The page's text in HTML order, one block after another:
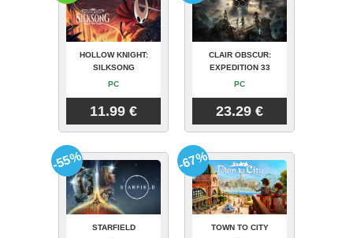
HOLLOW KNIGHT:
SILKSONG
PC
11.99 €
CLAIR OBSCUR:
EXPEDITION 33
PC
23.29 €
STARFIELD
-55%
TOWN TO CITY
-67%